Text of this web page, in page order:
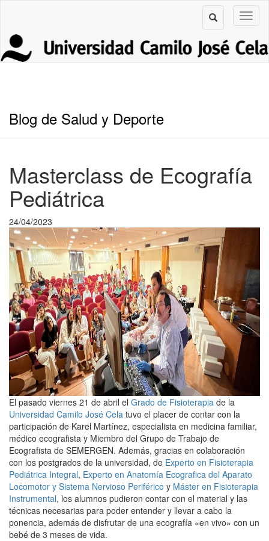
Blog de Salud y Deporte
Masterclass de Ecografía
Pediátrica
24/04/2023
El pasado viernes 21 de abril el Grado de Fisioterapia de la
Universidad Camilo José Cela tuvo el placer de contar con la
participación de Karel Martínez, especialista en medicina familiar,
médico ecografista y Miembro del Grupo de Trabajo de
Ecografista de SEMERGEN. Además, gracias en colaboración
con los postgrados de la universidad, de Experto en Fisioterapia
Pediátrica Integral, Experto en Anatomía Ecografica del Aparato
Locomotor y Sistema Nervioso Periférico y Máster en Fisioterapia
Instrumental, los alumnos pudieron contar con el material y las
técnicas necesarias para poder entender y llevar a cabo la
ponencia, además de disfrutar de una ecografía «en vivo» con un
bebé de 3 meses de vida.